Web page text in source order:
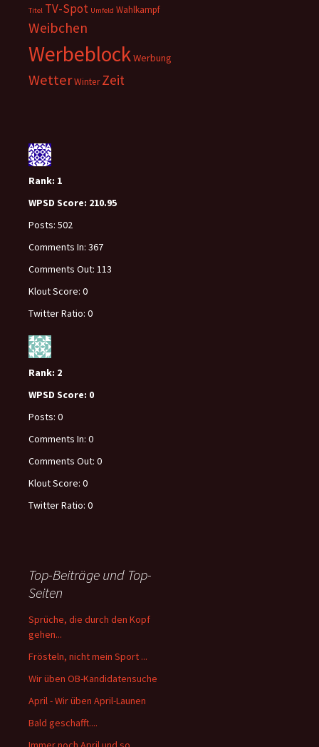
Titel TV-Spot Umfeld Wahlkampf
Weibchen
WerbeblockWerbung
WetterWinter Zeit
Rank: 1
WPSD Score: 210.95
Posts: 502
Comments In: 367
Comments Out: 113
Klout Score: 0
Twitter Ratio: 0
Rank: 2
WPSD Score: 0
Posts: 0
Comments In: 0
Comments Out: 0
Klout Score: 0
Twitter Ratio: 0
Top-Beiträge und Top-
Seiten
Sprüche, die durch den Kopf
gehen...
Frösteln, nicht mein Sport ...
Wir üben OB-Kandidatensuche
April - Wir üben April-Launen
Bald geschafft....